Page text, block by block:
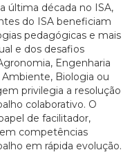
última década no ISA,
do ISA beneficiam
pedagógicas e mais
e dos desafios
Engenharia
Biologia ou
privilegia a resolução
colaborativo. O
de facilitador,
competências
em rápida evolução.